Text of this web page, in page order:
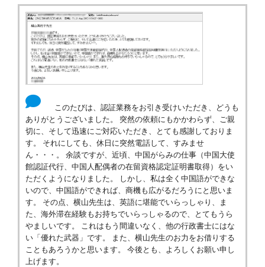
このたびは、認証業務をお引き受けいただき、どうも
ありがとうございました。 突然の依頼にもかかわらず、ご親
切に、そして迅速にご対応いただき、とても感謝しておりま
す。 それにしても、休日に突然電話して、すみませ
ん・・・。 余談ですが、近頃、中国がらみの仕事（中国大使
館認証代行、中国人配偶者の在留資格認定証明書取得）をい
ただくようになりました。 しかし、私は全く中国語ができな
いので、中国語ができれば、商機も広がるだろうにと思いま
す。 その点、横山先生は、英語に堪能でいらっしゃり、ま
た、海外滞在経験もお持ちでいらっしゃるので、とてもうら
やましいです。 これはもう間違いなく、他の行政書士にはな
い「優れた武器」です。 また、横山先生のお力をお借りする
こともあろうかと思います。 今後とも、よろしくお願い申し
上げます。